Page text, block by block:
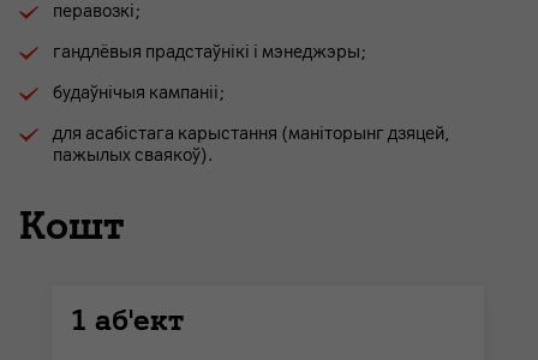
перавозкі;
гандлёвыя прадстаўнікі і мэнеджэры;
будаўнічыя кампаніі;
для асабістага карыстання (маніторынг дзяцей,
пажылых сваякоў).
Кошт
1 аб'ект